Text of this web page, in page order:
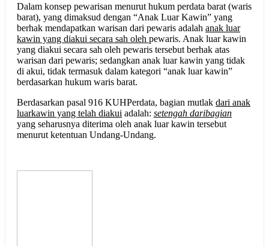
Dalam konsep pewarisan menurut hukum perdata barat (waris
barat), yang dimaksud dengan “Anak Luar Kawin” yang
berhak mendapatkan warisan dari pewaris adalah anak luar
kawin yang diakui secara sah oleh pewaris. Anak luar kawin
yang diakui secara sah oleh pewaris tersebut berhak atas
warisan dari pewaris; sedangkan anak luar kawin yang tidak
di akui, tidak termasuk dalam kategori “anak luar kawin”
berdasarkan hukum waris barat.
Berdasarkan pasal 916 KUHPerdata, bagian mutlak dari anak
luarkawin yang telah diakui adalah: setengah daribagian
yang seharusnya diterima oleh anak luar kawin tersebut
menurut ketentuan Undang-Undang.